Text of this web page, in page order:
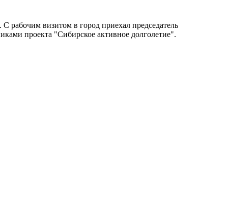
рабочим визитом в город приехал председатель
проекта "Сибирское активное долголетие".